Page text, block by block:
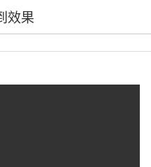
效果